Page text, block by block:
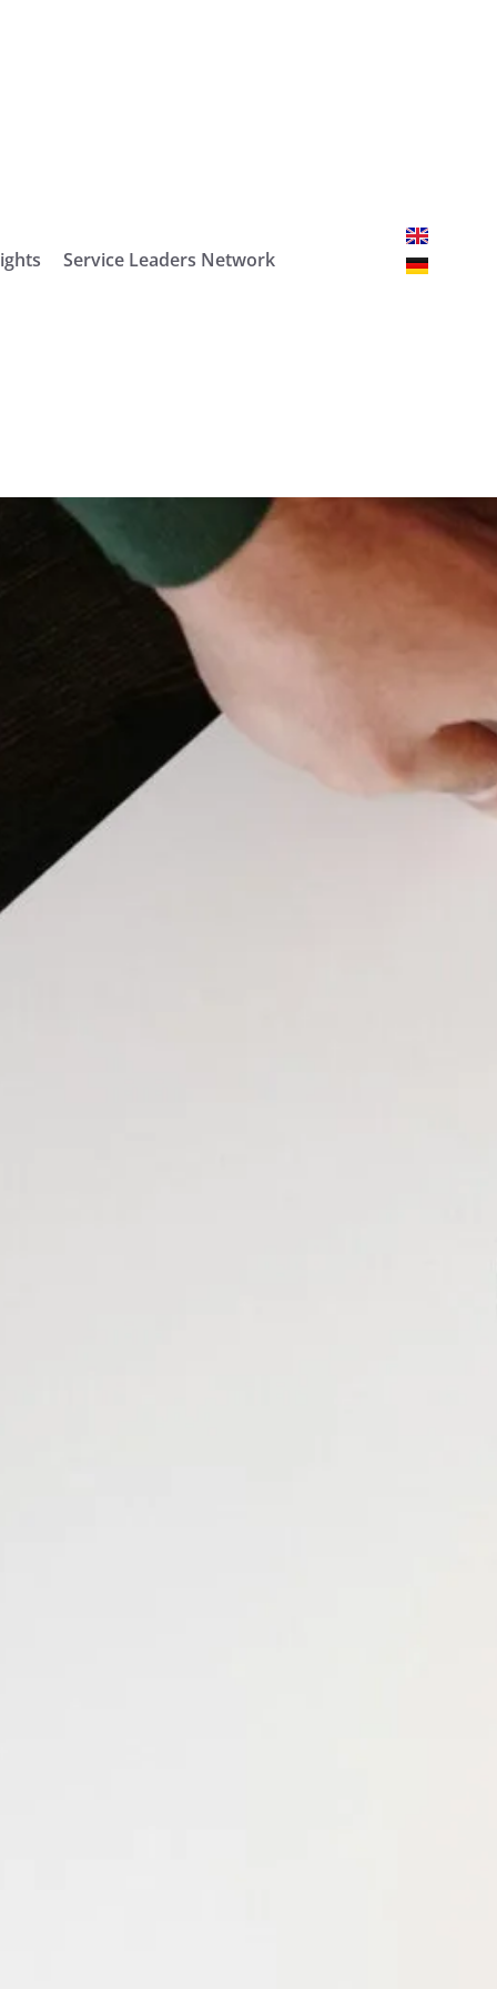
Service Leaders Network